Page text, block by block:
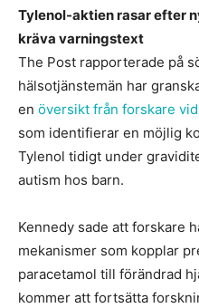
Tylenol-aktien rasar efter
kräva varningstext
The Post rapporterade på
hälsotjänstemän har
en översikt från forskare
som identifierar en möjlig
Tylenol tidigt under
autism hos barn.
Kennedy sade att forskare
mekanismer som kopplar
paracetamol till förändrad
kommer att fortsätta